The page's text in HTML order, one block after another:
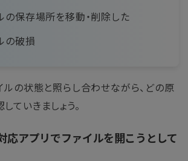
の保存場所を移動・削除した
の破損
ルの状態と照らし合わせながら、どの原
ていきましょう。
応アプリでファイルを開こうとして